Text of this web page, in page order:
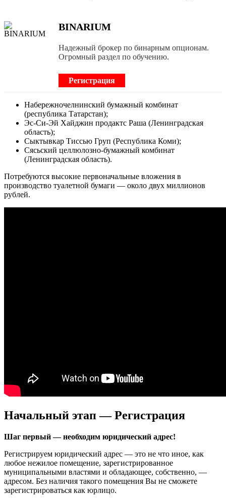
BINARIUM
Надежный брокер по бинарным опционам.
Огромный раздел по обучению.
Регистрация
Набережночелнинский бумажный комбинат
(республика Татарстан);
Эс-Си-Эй Хайджин продактс Раша (Ленинградская
область);
Сыктывкар Тиссью Груп (Республика Коми);
Сясьский целлюлозно-бумажный комбинат
(Ленинградская область).
Потребуются высокие первоначальные вложения в
производство туалетной бумаги — около двух миллионов
рублей.
Начальный этап — Регистрация
Шаг первый — необходим юридический адрес!
Регистрируем юридический адрес — это не что иное, как
любое нежилое помещение, зарегистрированное
муниципальными властями и обладающее, собственно, —
адресом. Без наличия такого помещения Вы не сможете
зарегистрироваться как юрлицо.